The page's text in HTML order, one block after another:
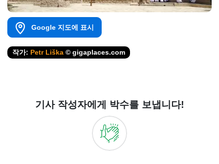
Google 지도에 표시
작가: Petr Liška © gigaplaces.com
기사 작성자에게 박수를 보냅니다!